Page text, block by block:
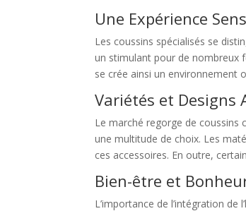
Une Expérience
Les coussins spécialisés se
un stimulant pour de nombreux
se crée ainsi un environnement
Variétés et Designs
Le marché regorge de coussins
une multitude de choix. Les
ces accessoires. En outre,
Bien-être et
L’importance de l’intégration